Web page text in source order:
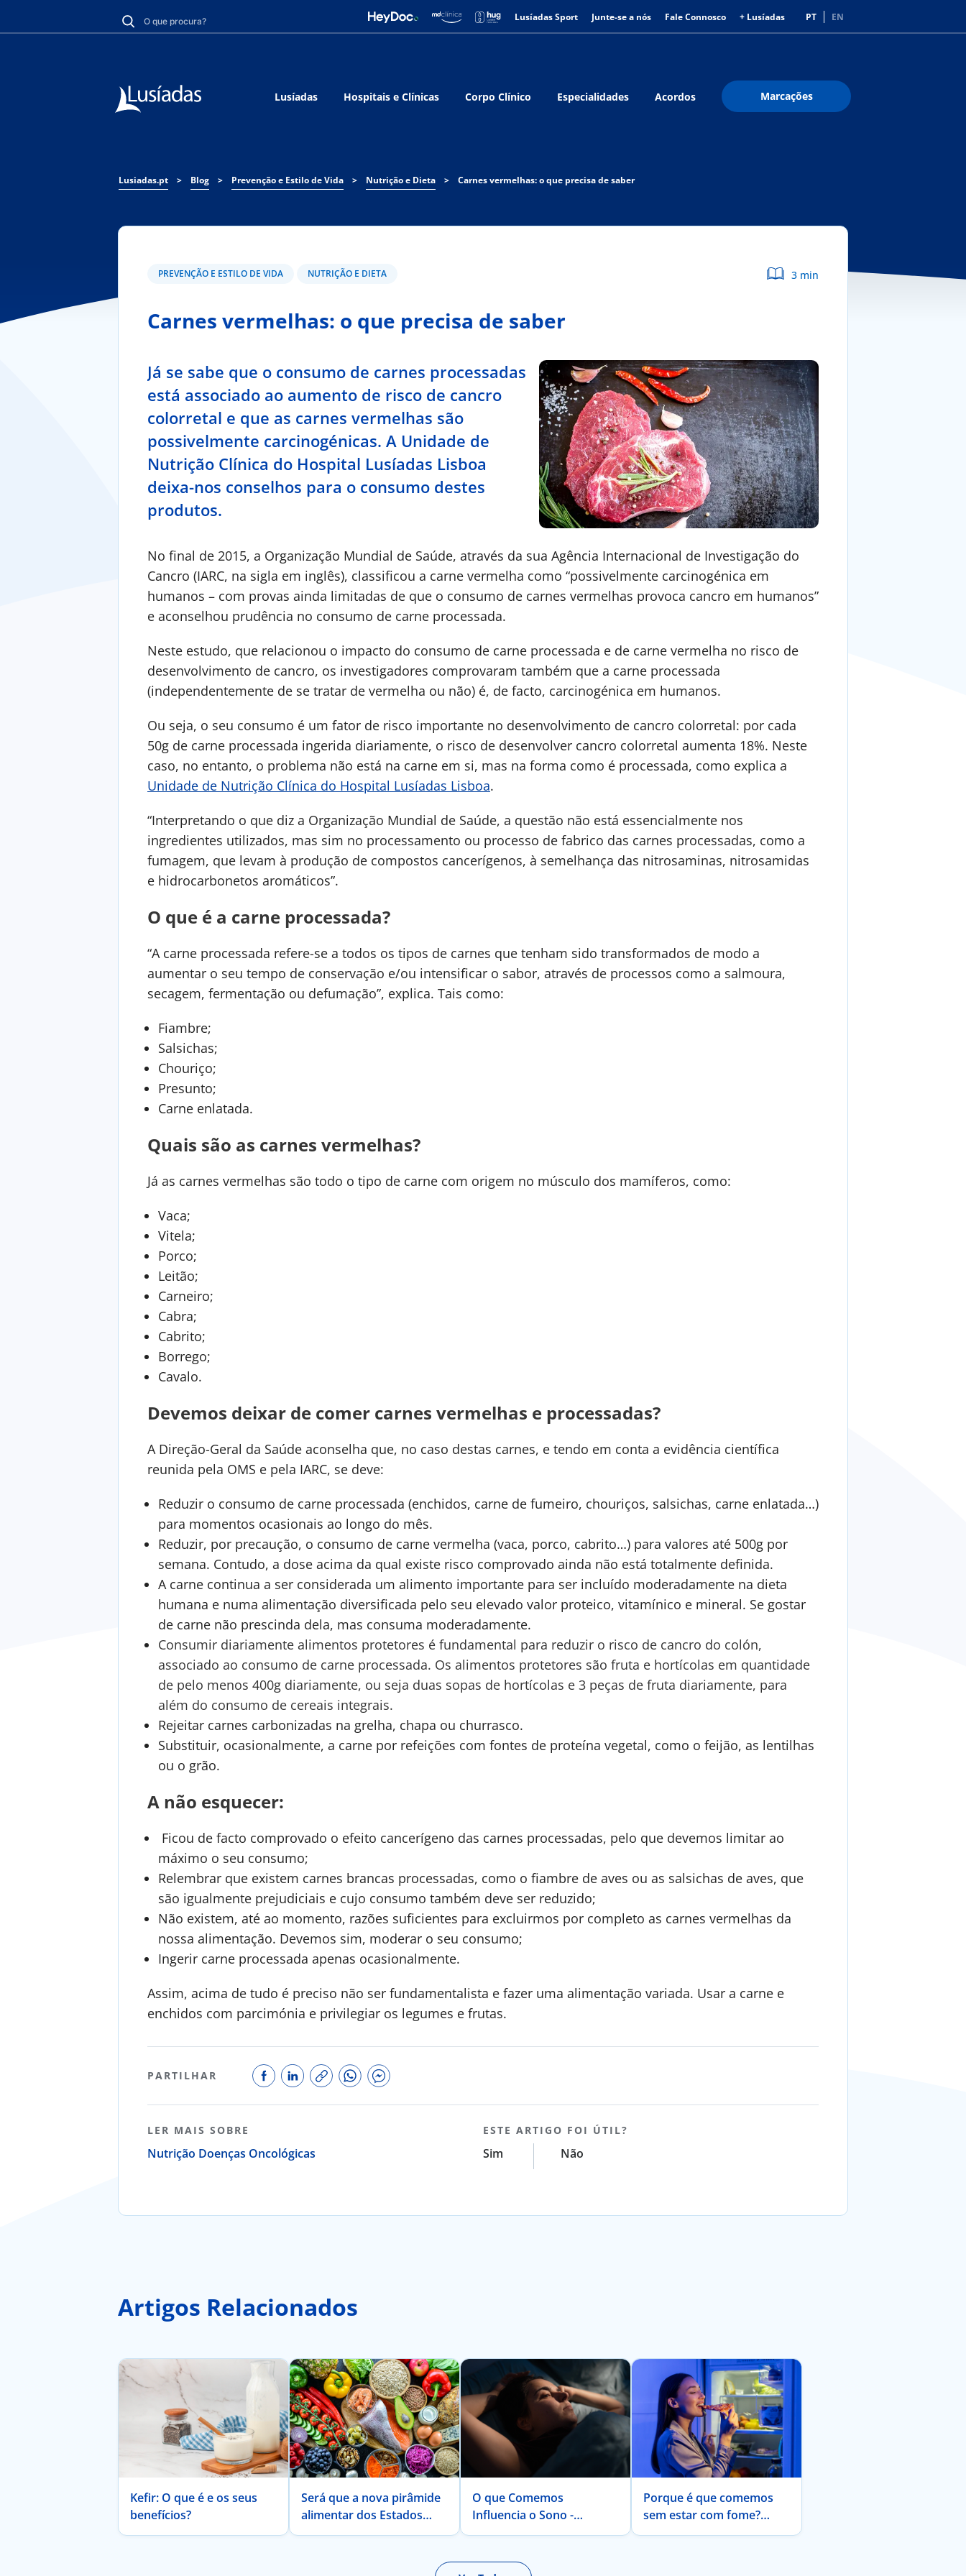
Lusíadas Sport Junte-se a nós Fale Connosco + Lusíadas PT EN
Lusíadas Hospitais e Clínicas Corpo Clínico Especialidades Acordos Marcações
Lusiadas.pt > Blog > Prevenção e Estilo de Vida > Nutrição e Dieta > Carnes vermelhas: o que precisa de saber
PREVENÇÃO E ESTILO DE VIDA NUTRIÇÃO E DIETA 3 min
Carnes vermelhas: o que precisa de saber
Já se sabe que o consumo de carnes processadas
está associado ao aumento de risco de cancro
colorretal e que as carnes vermelhas são
possivelmente carcinogénicas. A Unidade de
Nutrição Clínica do Hospital Lusíadas Lisboa
deixa-nos conselhos para o consumo destes
produtos.
No final de 2015, a Organização Mundial de Saúde, através da sua Agência Internacional de Investigação do
Cancro (IARC, na sigla em inglês), classificou a carne vermelha como “possivelmente carcinogénica em
humanos – com provas ainda limitadas de que o consumo de carnes vermelhas provoca cancro em humanos”
e aconselhou prudência no consumo de carne processada.
Neste estudo, que relacionou o impacto do consumo de carne processada e de carne vermelha no risco de
desenvolvimento de cancro, os investigadores comprovaram também que a carne processada
(independentemente de se tratar de vermelha ou não) é, de facto, carcinogénica em humanos.
Ou seja, o seu consumo é um fator de risco importante no desenvolvimento de cancro colorretal: por cada
50g de carne processada ingerida diariamente, o risco de desenvolver cancro colorretal aumenta 18%. Neste
caso, no entanto, o problema não está na carne em si, mas na forma como é processada, como explica a
Unidade de Nutrição Clínica do Hospital Lusíadas Lisboa.
“Interpretando o que diz a Organização Mundial de Saúde, a questão não está essencialmente nos
ingredientes utilizados, mas sim no processamento ou processo de fabrico das carnes processadas, como a
fumagem, que levam à produção de compostos cancerígenos, à semelhança das nitrosaminas, nitrosamidas
e hidrocarbonetos aromáticos”.
O que é a carne processada?
“A carne processada refere-se a todos os tipos de carnes que tenham sido transformados de modo a
aumentar o seu tempo de conservação e/ou intensificar o sabor, através de processos como a salmoura,
secagem, fermentação ou defumação”, explica. Tais como:
Fiambre;
Salsichas;
Chouriço;
Presunto;
Carne enlatada.
Quais são as carnes vermelhas?
Já as carnes vermelhas são todo o tipo de carne com origem no músculo dos mamíferos, como:
Vaca;
Vitela;
Porco;
Leitão;
Carneiro;
Cabra;
Cabrito;
Borrego;
Cavalo.
Devemos deixar de comer carnes vermelhas e processadas?
A Direção-Geral da Saúde aconselha que, no caso destas carnes, e tendo em conta a evidência científica
reunida pela OMS e pela IARC, se deve:
Reduzir o consumo de carne processada (enchidos, carne de fumeiro, chouriços, salsichas, carne enlatada…)
para momentos ocasionais ao longo do mês.
Reduzir, por precaução, o consumo de carne vermelha (vaca, porco, cabrito…) para valores até 500g por
semana. Contudo, a dose acima da qual existe risco comprovado ainda não está totalmente definida.
A carne continua a ser considerada um alimento importante para ser incluído moderadamente na dieta
humana e numa alimentação diversificada pelo seu elevado valor proteico, vitamínico e mineral. Se gostar
de carne não prescinda dela, mas consuma moderadamente.
Consumir diariamente alimentos protetores é fundamental para reduzir o risco de cancro do colón,
associado ao consumo de carne processada. Os alimentos protetores são fruta e hortícolas em quantidade
de pelo menos 400g diariamente, ou seja duas sopas de hortícolas e 3 peças de fruta diariamente, para
além do consumo de cereais integrais.
Rejeitar carnes carbonizadas na grelha, chapa ou churrasco.
Substituir, ocasionalmente, a carne por refeições com fontes de proteína vegetal, como o feijão, as lentilhas
ou o grão.
A não esquecer:
Ficou de facto comprovado o efeito cancerígeno das carnes processadas, pelo que devemos limitar ao
máximo o seu consumo;
Relembrar que existem carnes brancas processadas, como o fiambre de aves ou as salsichas de aves, que
são igualmente prejudiciais e cujo consumo também deve ser reduzido;
Não existem, até ao momento, razões suficientes para excluirmos por completo as carnes vermelhas da
nossa alimentação. Devemos sim, moderar o seu consumo;
Ingerir carne processada apenas ocasionalmente.
Assim, acima de tudo é preciso não ser fundamentalista e fazer uma alimentação variada. Usar a carne e
enchidos com parcimónia e privilegiar os legumes e frutas.
PARTILHAR
LER MAIS SOBRE
Nutrição Doenças Oncológicas
ESTE ARTIGO FOI ÚTIL?
Sim Não
Artigos Relacionados
Kefir: O que é e os seus
benefícios?
Será que a nova pirâmide
alimentar dos Estados
Unidos da América é
O que Comemos
Influencia o Sono -
Descubra Como
Porque é que comemos
sem estar com fome?
Conheça a fome hedónica.